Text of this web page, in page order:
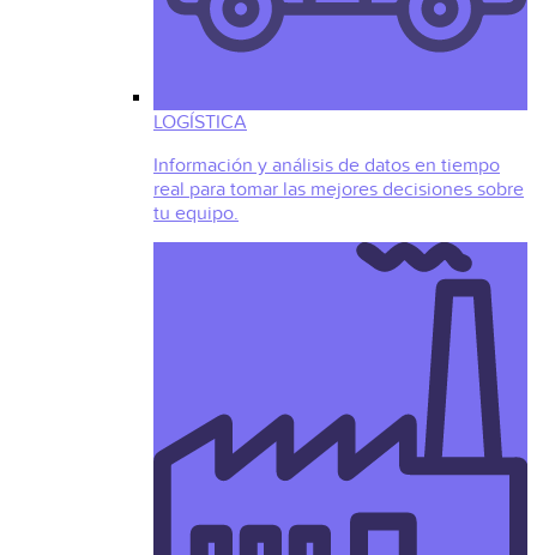
LOGÍSTICA
Información y análisis de datos en tiempo
real para tomar las mejores decisiones sobre
tu equipo.